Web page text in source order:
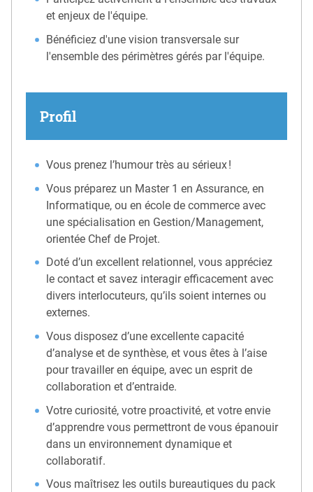
et enjeux de l'équipe.
Bénéficiez d'une vision transversale sur
l'ensemble des périmètres gérés par l'équipe.
Profil
Vous prenez l’humour très au sérieux !
Vous préparez un Master 1 en Assurance, en
Informatique, ou en école de commerce avec
une spécialisation en Gestion/Management,
orientée Chef de Projet.
Doté d’un excellent relationnel, vous appréciez
le contact et savez interagir efficacement avec
divers interlocuteurs, qu’ils soient internes ou
externes.
Vous disposez d’une excellente capacité
d’analyse et de synthèse, et vous êtes à l’aise
pour travailler en équipe, avec un esprit de
collaboration et d’entraide.
Votre curiosité, votre proactivité, et votre envie
d’apprendre vous permettront de vous épanouir
dans un environnement dynamique et
collaboratif.
Vous maîtrisez les outils bureautiques du pack